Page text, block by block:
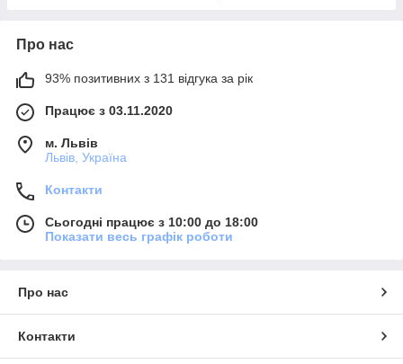
Про нас
93% позитивних з 131 відгука за рік
Працює з 03.11.2020
м. Львів
Львів, Україна
Контакти
Сьогодні працює з 10:00 до 18:00
Показати весь графік роботи
Про нас
Контакти